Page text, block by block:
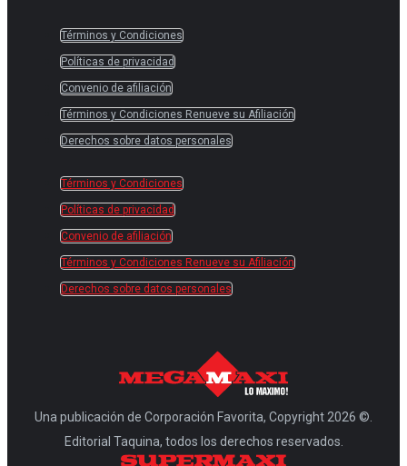
Términos y Condiciones
Políticas de privacidad
Convenio de afiliación
Términos y Condiciones Renueve su Afiliación
Derechos sobre datos personales
Términos y Condiciones
Políticas de privacidad
Convenio de afiliación
Términos y Condiciones Renueve su Afiliación
Derechos sobre datos personales
Una publicación de Corporación Favorita, Copyright 2026 ©.
Editorial Taquina, todos los derechos reservados.